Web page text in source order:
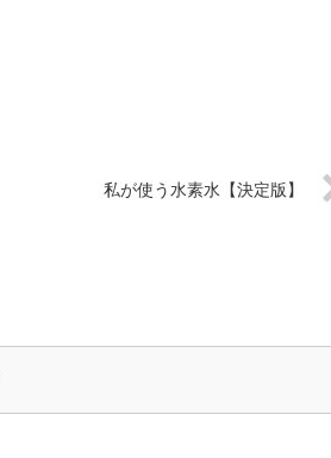
私が使う水素水【決定版】